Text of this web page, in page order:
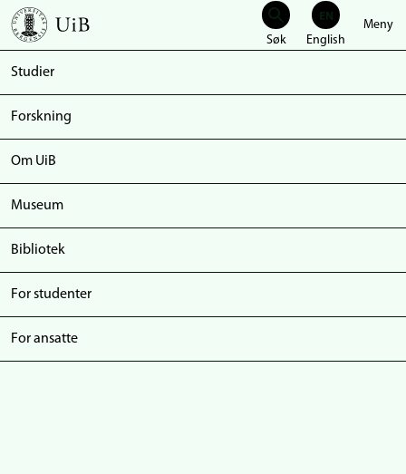
Hopp
til
Meny
Studier
Forskning
Om UiB
Museum
Bibliotek
For studenter
For ansatte